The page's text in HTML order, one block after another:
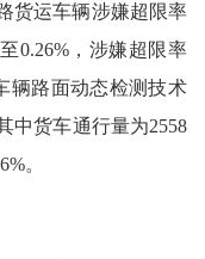
货运车辆涉嫌超限率
0.26%，涉嫌超限率
辆路面动态检测技术
中货车通行量为2558
。